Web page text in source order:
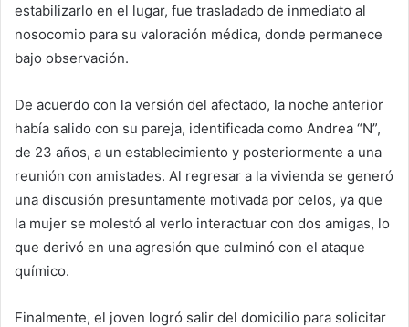
estabilizarlo en el lugar, fue trasladado de inmediato al
nosocomio para su valoración médica, donde permanece
bajo observación.
De acuerdo con la versión del afectado, la noche anterior
había salido con su pareja, identificada como Andrea “N”,
de 23 años, a un establecimiento y posteriormente a una
reunión con amistades. Al regresar a la vivienda se generó
una discusión presuntamente motivada por celos, ya que
la mujer se molestó al verlo interactuar con dos amigas, lo
que derivó en una agresión que culminó con el ataque
químico.
Finalmente, el joven logró salir del domicilio para solicitar